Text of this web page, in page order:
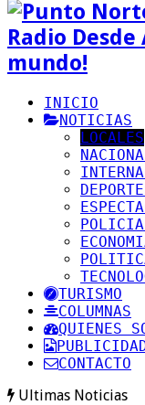
Radio
mundo!
INICIO
NOTICIAS
LOCALES
TURISMO
COLUMNAS
QUIENES
CONTACTO
Ultimas Noticias